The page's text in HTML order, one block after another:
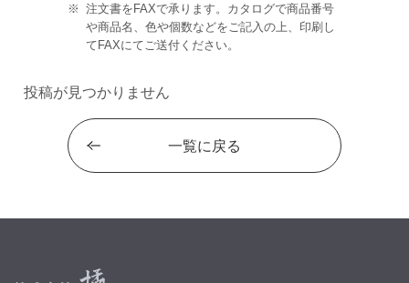
注文書をFAXで承ります。カタログで商品番号
や商品名、色や個数などをご記入の上、印刷し
てFAXにてご送付ください。
投稿が見つかりません
一覧に戻る